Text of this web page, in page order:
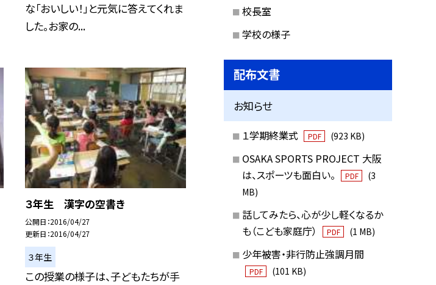
な「おいしい！」と元気に答えてくれま
した。お家の...
３年生 漢字の空書き
公開日 2016/04/27
更新日 2016/04/27
３年生
この授業の様子は、子どもたちが手
校長室
学校の様子
配布文書
お知らせ
１学期終業式 PDF (923 KB)
OSAKA SPORTS PROJECT 大阪
は、スポーツも面白い。
PDF
(3
MB)
話してみたら、心が少し軽くなるか
も（こども家庭庁）
PDF (1 MB)
少年被害・非行防止強調月間
PDF (101 KB)